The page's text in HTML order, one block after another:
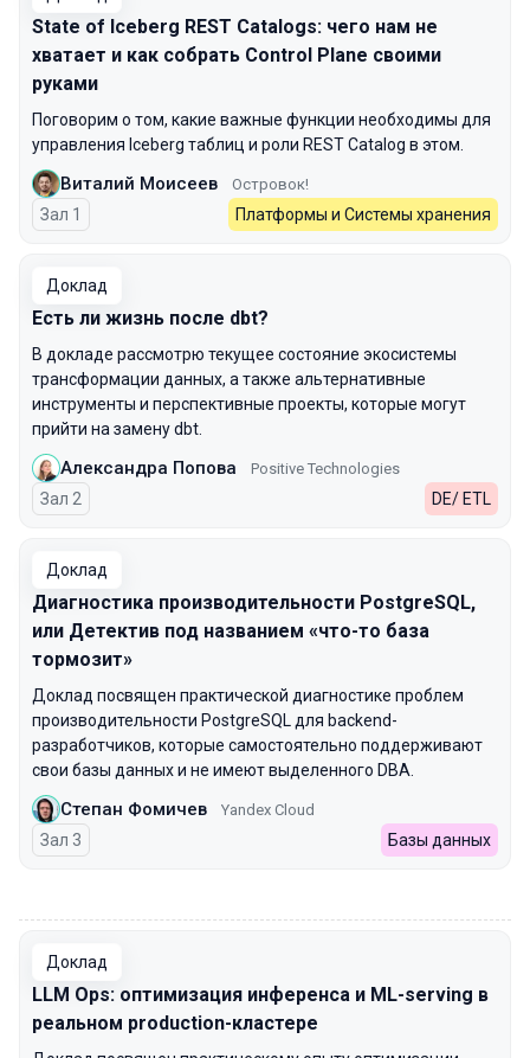
State of Iceberg REST Catalogs: чего нам не
хватает и как собрать Control Plane своими
руками
Поговорим о том, какие важные функции необходимы для
управления Iceberg таблиц и роли REST Catalog в этом.
Виталий Моисеев Островок!
Зал 1 Платформы и Системы хранения
Доклад
Есть ли жизнь после dbt?
В докладе рассмотрю текущее состояние экосистемы
трансформации данных, а также альтернативные
инструменты и перспективные проекты, которые могут
прийти на замену dbt.
Александра Попова Positive Technologies
Зал 2 DE/ ETL
Доклад
Диагностика производительности PostgreSQL,
или Детектив под названием «что-то база
тормозит»
Доклад посвящен практической диагностике проблем
производительности PostgreSQL для backend-
разработчиков, которые самостоятельно поддерживают
свои базы данных и не имеют выделенного DBA.
Степан Фомичев Yandex Cloud
Зал 3 Базы данных
Доклад
LLM Ops: оптимизация инференса и ML-serving в
реальном production-кластере